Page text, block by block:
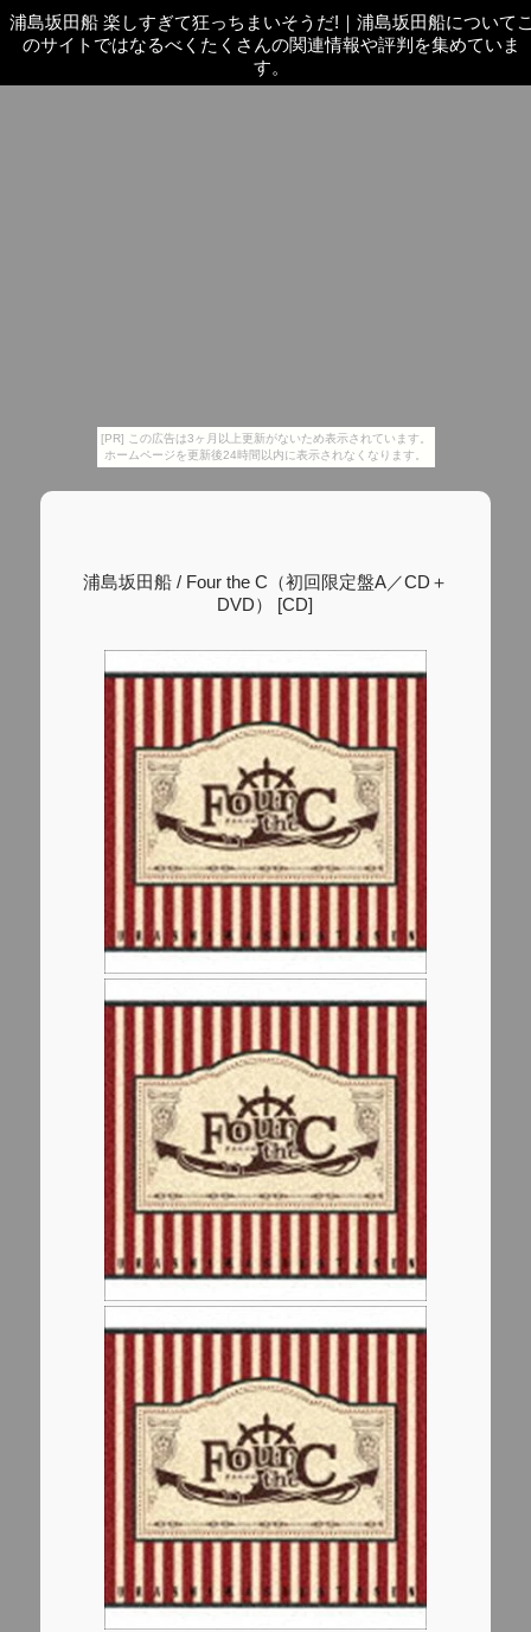
[PR] この広告は3ヶ月以上更新がないため表示されています。
ホームページを更新後24時間以内に表示されなくなります。
浦島坂田船 楽しすぎて狂っちまいそうだ! ｜ 浦島坂田船について
のサイトではなるべくたくさんの関連情報や評判を集めていま
す。
浦島坂田船 / Four the C（初回限定盤A／CD＋
DVD） [CD]